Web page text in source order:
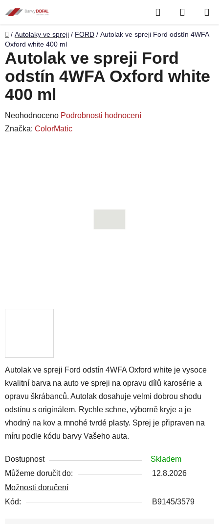
na
obsah
Hledat
KOŠÍK
Domů
/ Autolaky ve spreji / FORD / Autolak ve spreji Ford odstín 4WFA
Oxford white 400 ml
Autolak ve spreji Ford odstín 4WFA Oxford white je vysoce
kvalitní barva na auto ve spreji na opravu dílů karosérie a
opravu škrábanců. Autolak dosahuje velmi dobrou shodu
odstínu s originálem. Rychle schne, výborně kryje a je
vhodný na kov a mnohé tvrdé plasty. Sprej je připraven na
míru podle kódu barvy Vašeho auta.
Dostupnost
Skladem
Můžeme doručit do:
12.8.2026
Možnosti doručení
Kód:
B9145/3579
Autolak ve spreji Ford
odstín 4WFA Oxford white
400 ml
Průměrné
hodnocení
Neohodnoceno Podrobnosti hodnocení
Značka: ColorMatic